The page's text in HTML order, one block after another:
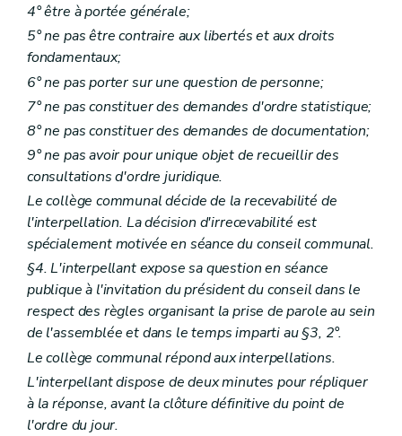
Art. L2212-36
Art. L2212-37
Art. L2212-38
Section 3
Sous-section première Les groupes politiques - Le pacte de majorité Le mode de désignation et le statut des membres du collège provincial
Art. L2212-39
Art. L2212-40
Art. L2212-41
Art. L2212-42
Art. L2212-43
Art. L2212-44
Art. L2212-45
Sous-section 2 Réunions et délibérations du collège provincial
Art. L2212-46
Sous-section 3 Attributions du collège provincial
Art. L2212-47
Art. L2212-48
Art. L2212-49
Art. L2212-50
Section 4 Le gouverneur
Art. L2212-51
Art. L2212-52
Art. L2212-53
Art. L2212-54
4° être à portée générale;
5° ne pas être contraire aux libertés et aux droits
fondamentaux;
6° ne pas porter sur une question de personne;
7° ne pas constituer des demandes d'ordre statistique;
8° ne pas constituer des demandes de documentation;
9° ne pas avoir pour unique objet de recueillir des
consultations d'ordre juridique.
Le collège communal décide de la recevabilité de
l'interpellation. La décision d'irrecevabilité est
spécialement motivée en séance du conseil communal.
§4. L'interpellant expose sa question en séance
publique à l'invitation du président du conseil dans le
respect des règles organisant la prise de parole au sein
de l'assemblée et dans le temps imparti au §3, 2°.
Le collège communal répond aux interpellations.
L'interpellant dispose de deux minutes pour répliquer
à la réponse, avant la clôture définitive du point de
l'ordre du jour.